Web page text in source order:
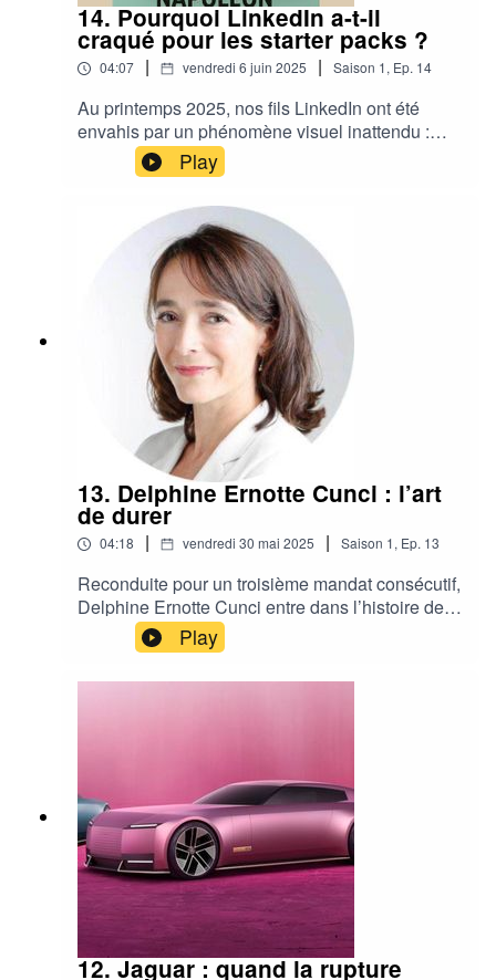
14. Pourquoi LinkedIn a-t-il
craqué pour les starter packs ?
04:07 | vendredi 6 juin 2025 | Saison 1, Ep. 14
Au printemps 2025, nos fils LinkedIn ont été
envahis par un phénomène visuel inattendu :
les starter packs.Des figurines miniatures, sous
blister, accompagnées de quelques accessoires
symboliques : stylo, tupperware, écouteurs…Un
mème ? Oui. Mais aussi un miroir de nos
pratiques communicationnelles.
Play
13. Delphine Ernotte Cunci : l’art
de durer
04:18 | vendredi 30 mai 2025 | Saison 1, Ep. 13
Reconduite pour un troisième mandat consécutif,
Delphine Ernotte Cunci entre dans l’histoire de
France Télévisions.
Play
12. Jaguar : quand la rupture